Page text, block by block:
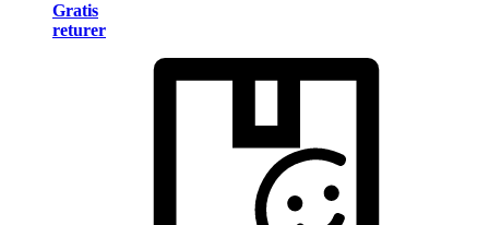
Gratis
returer